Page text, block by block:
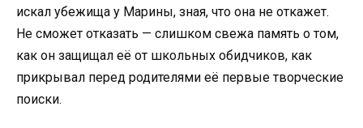
искал убежища у Марины, зная, что она не откажет.
Не сможет отказать — слишком свежа память о том,
как он защищал её от школьных обидчиков, как
прикрывал перед родителями её первые творческие
поиски.